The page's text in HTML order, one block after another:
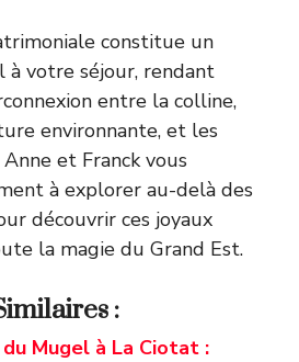
constitue un
à votre séjour, rendant
entre la colline,
environnante, et les
et Franck vous
à explorer au-delà des
découvrir ces joyaux
la magie du Grand Est.
:
Mugel à La Ciotat :